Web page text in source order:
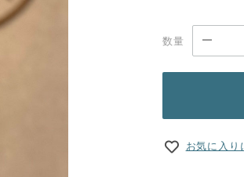
数量
お気に入り